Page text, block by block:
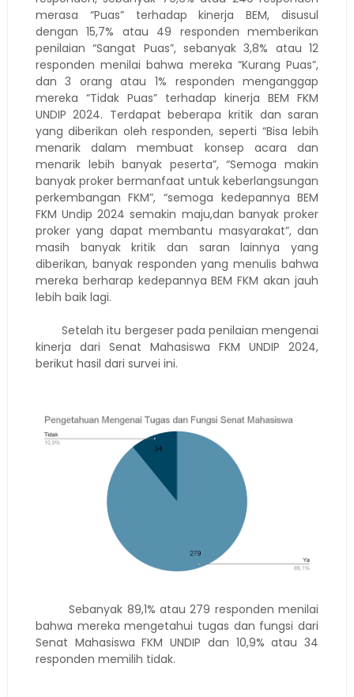
merasa “Puas” terhadap kinerja BEM, disusul
dengan 15,7% atau 49 responden memberikan
penilaian “Sangat Puas”, sebanyak 3,8% atau 12
responden menilai bahwa mereka “Kurang Puas”,
dan 3 orang atau 1% responden menganggap
mereka “Tidak Puas” terhadap kinerja BEM FKM
UNDIP 2024. Terdapat beberapa kritik dan saran
yang diberikan oleh responden, seperti “Bisa lebih
menarik dalam membuat konsep acara dan
menarik lebih banyak peserta”, “Semoga makin
banyak proker bermanfaat untuk keberlangsungan
perkembangan FKM”, “semoga kedepannya BEM
FKM Undip 2024 semakin maju,dan banyak proker
proker yang dapat membantu masyarakat”, dan
masih banyak kritik dan saran lainnya yang
diberikan, banyak responden yang menulis bahwa
mereka berharap kedepannya BEM FKM akan jauh
lebih baik lagi.
Setelah itu bergeser pada penilaian mengenai
kinerja dari Senat Mahasiswa FKM UNDIP 2024,
berikut hasil dari survei ini.
Sebanyak 89,1% atau 279 responden menilai
bahwa mereka mengetahui tugas dan fungsi dari
Senat Mahasiswa FKM UNDIP dan 10,9% atau 34
responden memilih tidak.